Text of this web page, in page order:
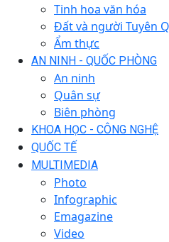
Tinh hoa văn hóa
Đất và người Tuyên
Ẩm thực
AN NINH - QUỐC PHÒNG
An ninh
Quân sự
Biên phòng
KHOA HỌC - CÔNG NGHỆ
QUỐC TẾ
MULTIMEDIA
Photo
Infographic
Emagazine
Video